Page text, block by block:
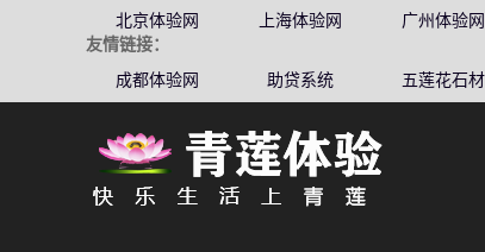
北京体验网
上海体验网 广州体验网
友情链接：
成都体验网
助贷系统 五莲花石材